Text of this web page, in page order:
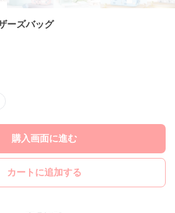
ーズバッグ
購入画面に進む
カートに追加する